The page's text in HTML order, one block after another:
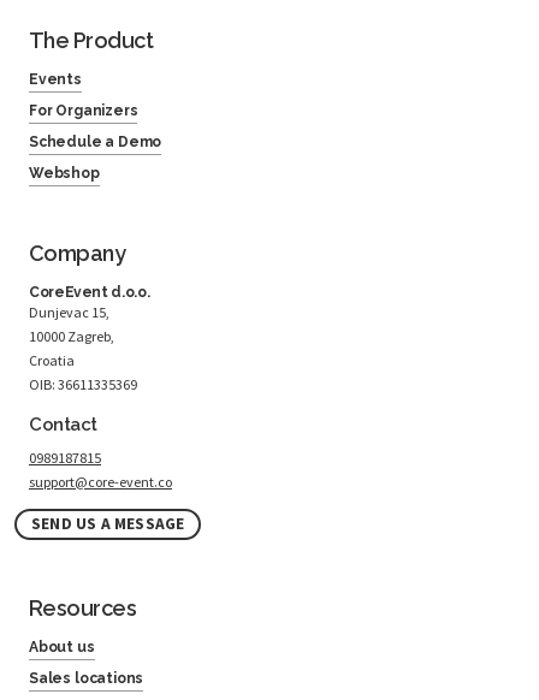
The Product
Events
For Organizers
Schedule a Demo
Webshop
Company
CoreEvent d.o.o.
Dunjevac 15,
10000 Zagreb,
Croatia
OIB: 36611335369
Contact
0989187815
support@core-event.co
SEND US A MESSAGE
Resources
About us
Sales locations